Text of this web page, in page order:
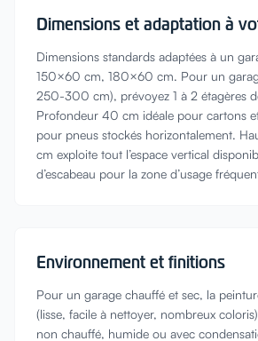
Dimensions et adaptation à
Dimensions standards adaptées à un
150×60 cm, 180×60 cm. Pour un
250-300 cm), prévoyez 1 à 2 étagères
Profondeur 40 cm idéale pour cartons
pour pneus stockés horizontalement.
cm exploite tout l’espace vertical
d’escabeau pour la zone d’usage
Environnement et finitions
Pour un garage chauffé et sec, la
(lisse, facile à nettoyer, nombreux
non chauffé, humide ou avec